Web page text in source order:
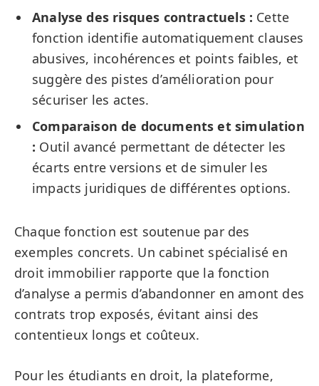
Analyse des risques contractuels : Cette
fonction identifie automatiquement clauses
abusives, incohérences et points faibles, et
suggère des pistes d’amélioration pour
sécuriser les actes.
Comparaison de documents et simulation
: Outil avancé permettant de détecter les
écarts entre versions et de simuler les
impacts juridiques de différentes options.
Chaque fonction est soutenue par des
exemples concrets. Un cabinet spécialisé en
droit immobilier rapporte que la fonction
d’analyse a permis d’abandonner en amont des
contrats trop exposés, évitant ainsi des
contentieux longs et coûteux.
Pour les étudiants en droit, la plateforme,